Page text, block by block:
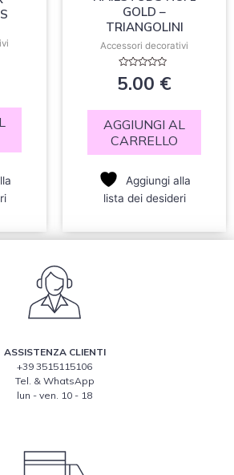
GOLD –
TRIANGOLINI
Accessori decorativi
Valutato
0
su
5.00 €
AGGIUNGI AL
CARRELLO
Aggiungi alla
lista dei desideri
ASSISTENZA CLIENTI
+39 3515115106
Tel. & WhatsApp
lun - ven. 10 - 18